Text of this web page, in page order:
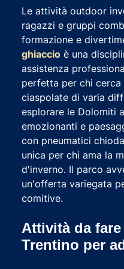
Le attività outdoor
ragazzi e gruppi
formazione e
ghiaccio è una
assistenza
perfetta per chi
ciaspolate di varia
esplorare le Dolomiti
emozionanti e
con pneumatici
unica per chi ama la
d'inverno. Il parco
un'offerta variegata
comitive.
Attività da
Trentino per